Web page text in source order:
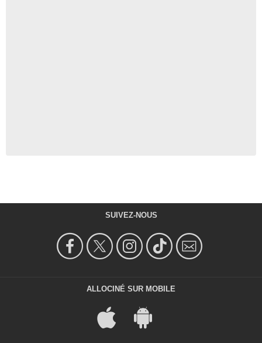
SUIVEZ-NOUS
ALLOCINÉ SUR MOBILE